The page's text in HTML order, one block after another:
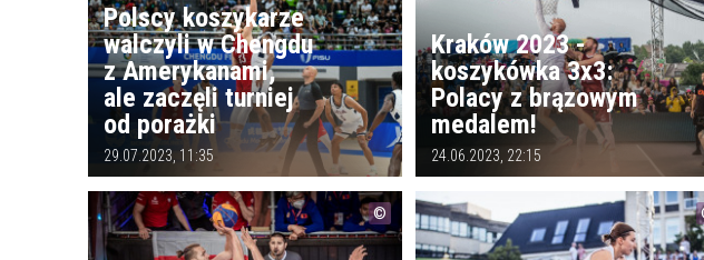
Polscy koszykarze
walczyli w Chengdu
z Amerykanami,
ale zaczęli turniej
od porażki
29.07.2023, 11:35
Kraków 2023 -
koszykówka 3x3:
Polacy z brązowym
medalem!
24.06.2023, 22:15